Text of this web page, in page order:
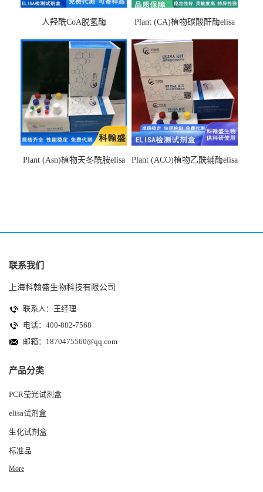
人羟酰CoA脱氢酶
Plant (CA)植物碳酸酐酶elisa
Plant (Asn)植物天冬酰胺elisa
Plant (ACO)植物乙酰辅酶elisa
联系我们
上海科翰盛生物科技有限公司
联系人：王经理
电话：400-882-7568
邮箱： 1870475560@qq.com
产品分类
PCR莹光试剂盒
elisa试剂盒
生化试剂盒
标准品
More